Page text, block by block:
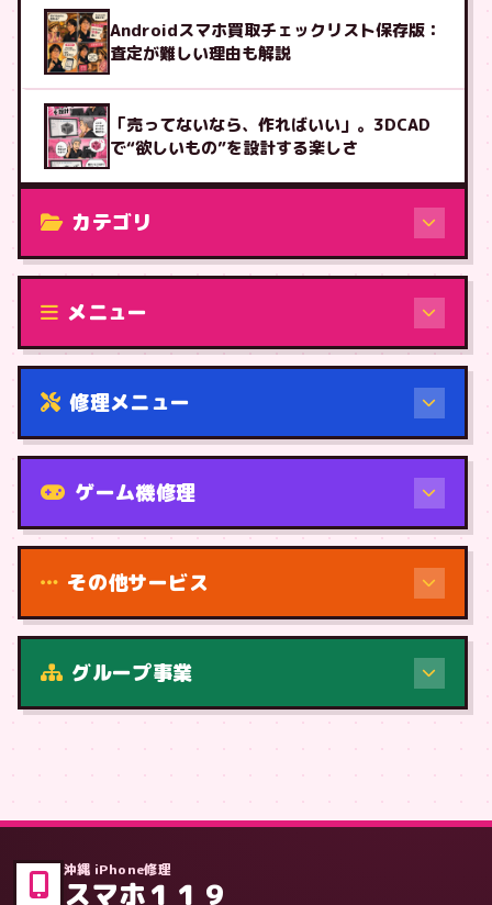
Androidスマホ買取チェックリスト保存版：
査定が難しい理由も解説
「売ってないなら、作ればいい」。3DCAD
で“欲しいもの”を設計する楽しさ
カテゴリ
修理（機種から）
メニュー
修理メニュー
機種から
症状・内容から
ゲーム機修理
その他サービス
グループ事業
沖縄 iPhone修理
スマホ１１９